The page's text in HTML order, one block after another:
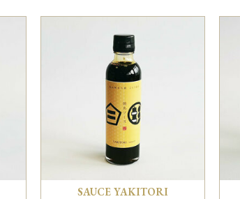
SAUCE YAKITORI